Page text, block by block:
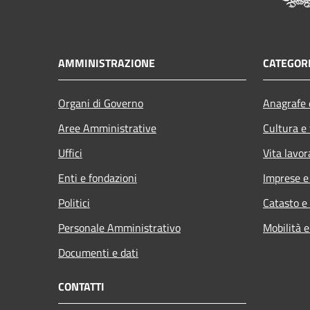
AMMINISTRAZIONE
Organi di Governo
Aree Amministrative
Uffici
Enti e fondazioni
Politici
Personale Amministrativo
Documenti e dati
Cultura
Vita
Imprese
Catasto
Mobilità
CONTATTI